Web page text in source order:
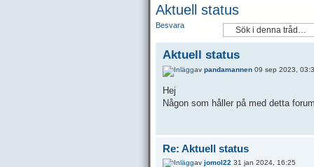
Aktuell status
Besvara
Aktuell status
av pandamannen 09 sep 2023,
Hej
Någon som håller på med detta
Re: Aktuell status
av jomol22 31 jan 2024, 16:25